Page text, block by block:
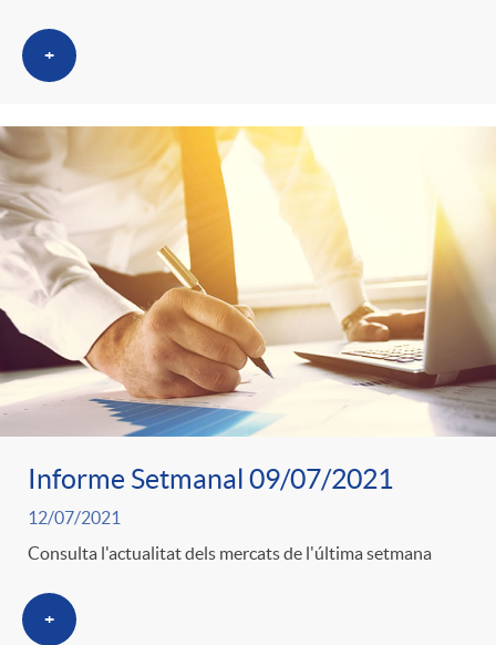
+
Informe Setmanal 09/07/2021
12/07/2021
Consulta l'actualitat dels mercats de l'última setmana
+